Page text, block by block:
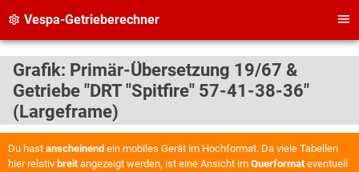
Vespa-Getrieberechner
Grafik: Primär-Übersetzung 19/67 &
Getriebe "DRT "Spitfire" 57-41-38-36"
(Largeframe)
Du hast anscheinend ein mobiles Gerät im Hochformat. Da viele Tabellen
hier relativ breitangezeigt werden, ist eine Ansicht im Querformateventuell